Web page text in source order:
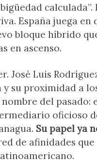
España juega
bloque híbrido
en ascenso.
José Luis
su proximidad a
del pasado:
oficioso
Su papel ya
de afinidades que